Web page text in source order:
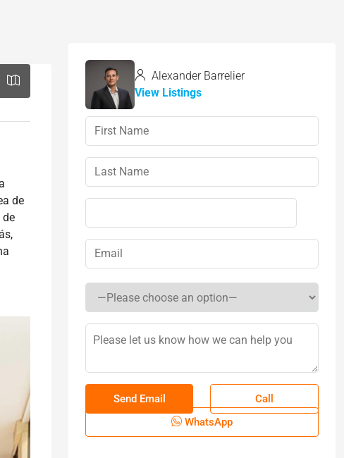
de
de
Alexander Barrelier
View Listings
Call
WhatsApp